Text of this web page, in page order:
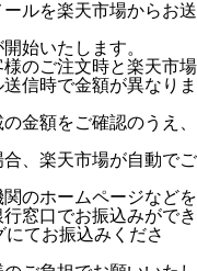
ルを楽天市場からお送
始いたします。
のご注文時と楽天市場
信時で金額が異なりま
金額をご確認のうえ、
、楽天市場が自動でご
のホームページなどを
窓口でお振込みができ
てお振込みくださ